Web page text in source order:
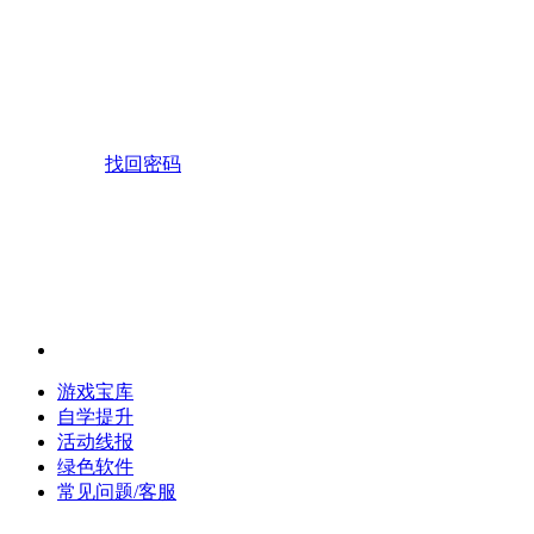
找回密码
游戏宝库
自学提升
活动线报
绿色软件
常见问题/客服